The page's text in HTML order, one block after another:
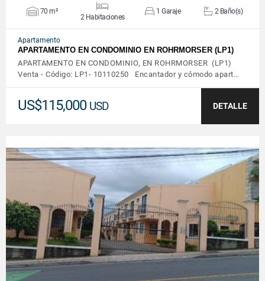
70 m²
2 Habitaciones
1 Garaje 2 Baño(s)
Apartamento
APARTAMENTO EN CONDOMINIO EN ROHRMORSER (LP1)
APARTAMENTO EN CONDOMINIO, EN ROHRMORSER (LP1)
Venta - Código: LP1- 10110250 Encantador y cómodo apart…
US$115,000 USD DETALLE
VER DETALLES